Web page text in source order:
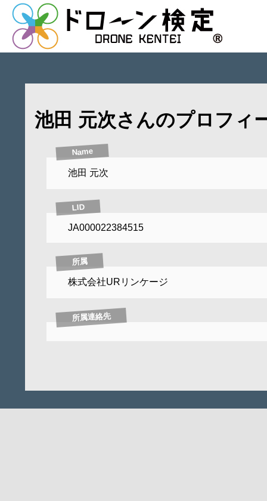
池田 元次さんのプロフィ
Name
池田 元次
LID
JA000022384515
所属
株式会社URリンケージ
所属連絡先